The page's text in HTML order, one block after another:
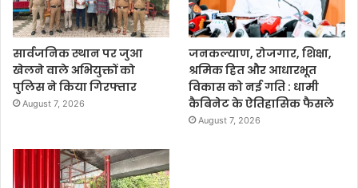
सार्वजनिक स्थान पर जुआ
खेलने वाले अभियुक्तों को
पुलिस ने किया गिरफ्तार
August 7, 2026
जनकल्याण, रोजगार, शिक्षा,
श्रमिक हित और आधारभूत
विकास को नई गति : धामी
कैबिनेट के ऐतिहासिक फैसले
August 7, 2026